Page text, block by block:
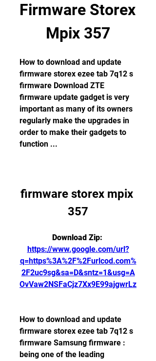
Firmware Storex
Mpix 357
How to download and update
firmware storex ezee tab 7q12 s
firmware Download ZTE
firmware update gadget is very
important as many of its owners
regularly make the upgrades in
order to make their gadgets to
function ...
firmware storex mpix
357
https://www.google.com/url?
q=https%3A%2F%2Furlcod.com%
2F2uc9sg&sa=D&sntz=1&usg=A
OvVaw2NSFaCjz7Xx9E99ajgwrLz
How to download and update
firmware storex ezee tab 7q12 s
firmware Samsung firmware :
being one of the leading